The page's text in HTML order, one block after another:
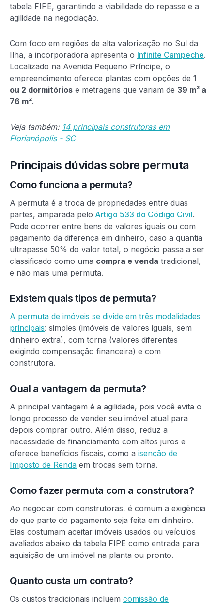
tabela FIPE, garantindo a viabilidade do repasse e a
agilidade na negociação.
Com foco em regiões de alta valorização no Sul da
Ilha, a incorporadora apresenta o Infinite Campeche.
Localizado na Avenida Pequeno Príncipe, o
empreendimento oferece plantas com opções de 1
ou 2 dormitórios e metragens que variam de 39 m² a
76 m².
Veja também: 14 principais construtoras em
Florianópolis - SC
Principais dúvidas sobre permuta
Como funciona a permuta?
A permuta é a troca de propriedades entre duas
partes, amparada pelo Artigo 533 do Código Civil.
Pode ocorrer entre bens de valores iguais ou com
pagamento da diferença em dinheiro, caso a quantia
ultrapasse 50% do valor total, o negócio passa a ser
classificado como uma compra e venda tradicional,
e não mais uma permuta.
Existem quais tipos de permuta?
A permuta de imóveis se divide em três modalidades
principais: simples (imóveis de valores iguais, sem
dinheiro extra), com torna (valores diferentes
exigindo compensação financeira) e com
construtora.
Qual a vantagem da permuta?
A principal vantagem é a agilidade, pois você evita o
longo processo de vender seu imóvel atual para
depois comprar outro. Além disso, reduz a
necessidade de financiamento com altos juros e
oferece benefícios fiscais, como a isenção de
Imposto de Renda em trocas sem torna.
Como fazer permuta com a construtora?
Ao negociar com construtoras, é comum a exigência
de que parte do pagamento seja feita em dinheiro.
Elas costumam aceitar imóveis usados ou veículos
avaliados abaixo da tabela FIPE como entrada para
aquisição de um imóvel na planta ou pronto.
Quanto custa um contrato?
Os custos tradicionais incluem comissão de